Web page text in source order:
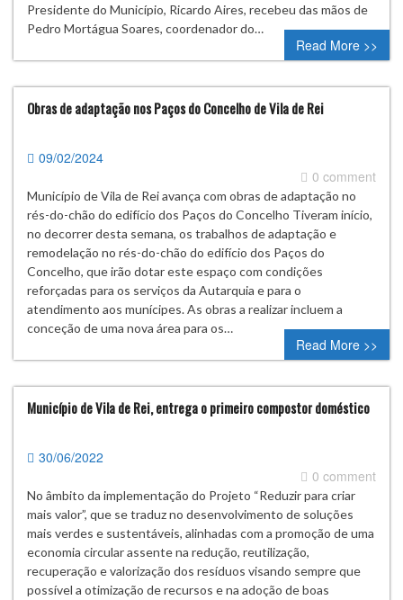
Presidente do Município, Ricardo Aires, recebeu das mãos de
Pedro Mortágua Soares, coordenador do…
Read More >>
Obras de adaptação nos Paços do Concelho de Vila de Rei
09/02/2024
0 comment
Município de Vila de Rei avança com obras de adaptação no
rés-do-chão do edifício dos Paços do Concelho Tiveram início,
no decorrer desta semana, os trabalhos de adaptação e
remodelação no rés-do-chão do edifício dos Paços do
Concelho, que irão dotar este espaço com condições
reforçadas para os serviços da Autarquia e para o
atendimento aos munícipes. As obras a realizar incluem a
conceção de uma nova área para os…
Read More >>
Município de Vila de Rei, entrega o primeiro compostor doméstico
30/06/2022
0 comment
No âmbito da implementação do Projeto “Reduzir para criar
mais valor”, que se traduz no desenvolvimento de soluções
mais verdes e sustentáveis, alinhadas com a promoção de uma
economia circular assente na redução, reutilização,
recuperação e valorização dos resíduos visando sempre que
possível a otimização de recursos e na adoção de boas